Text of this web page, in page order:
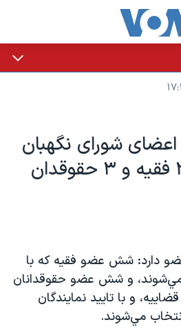
شورای نگهبان
دارد: شش عضو فقيه که با
و شش عضو حقوقدانان
و با تاييد نمايندگان
مي‌شوند.